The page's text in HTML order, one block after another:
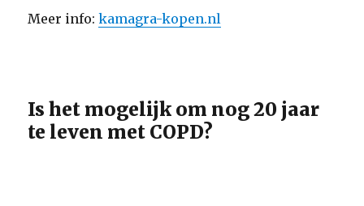
Meer info:kamagra-kopen.nl
Is het mogelijk om nog 20 jaar
te leven met COPD?